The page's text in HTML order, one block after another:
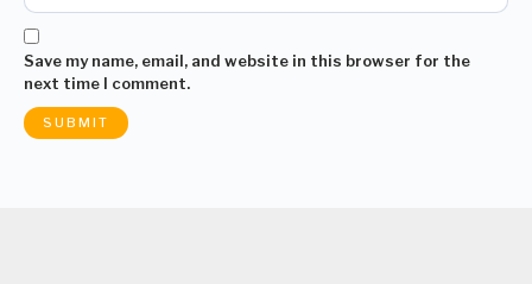
Save my name, email, and website in this browser for the
next time I comment.